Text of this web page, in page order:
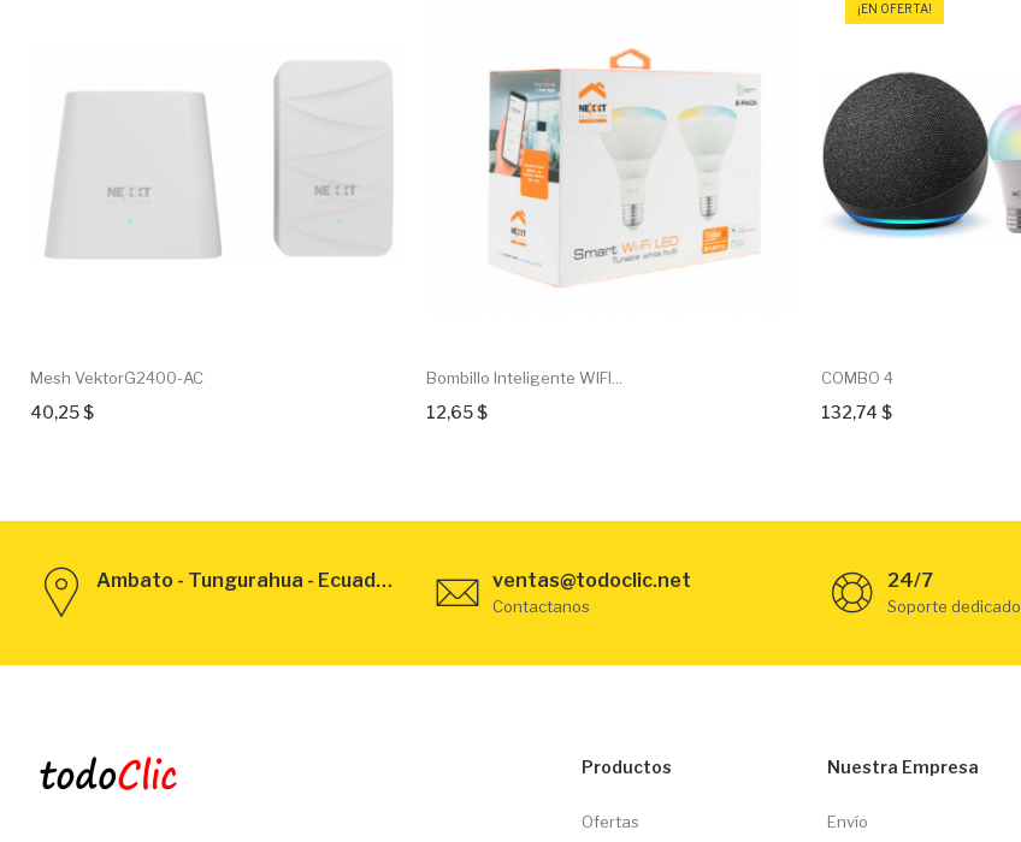
Mesh VektorG2400-AC
40,25 $
Bombillo Inteligente WIFI...
12,65 $
¡EN OFERTA!
COMBO 4
132,74 $
Ambato - Tungurahua - Ecuador ventas@todoclic.net
Contactanos
24/7
Soporte dedicado
Productos
Ofertas
Nuestra Empresa
Envío